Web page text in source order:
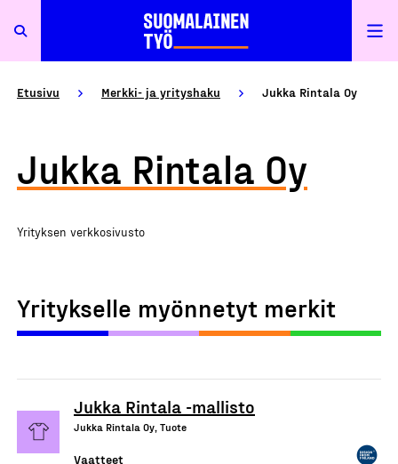
Etusivu Merkki- ja yrityshaku Jukka Rintala Oy
Jukka Rintala Oy
Yrityksen verkkosivusto
Yritykselle myönnetyt merkit
Jukka Rintala -mallisto
Jukka Rintala Oy, Tuote
Vaatteet